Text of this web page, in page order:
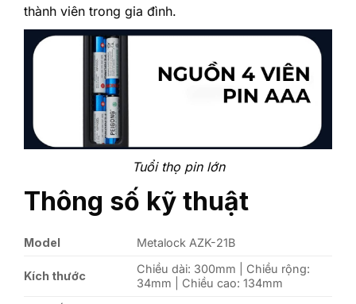
thành viên trong gia đình.
Tuổi thọ pin lớn
Thông số kỹ thuật
Model Metalock AZK-21B
Kích thước
Chiều dài: 300mm | Chiều rộng:
34mm | Chiều cao: 134mm